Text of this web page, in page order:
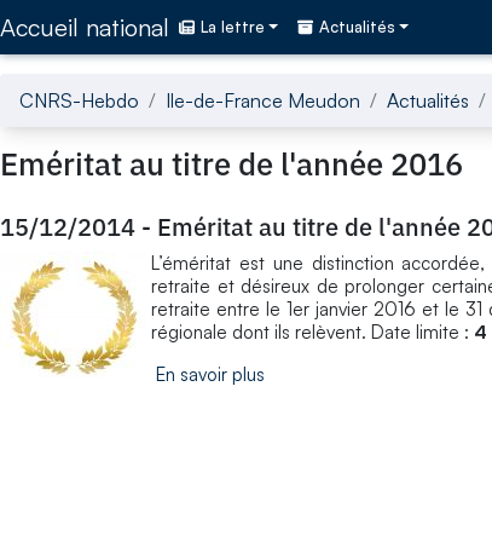
Accueil national La lettre Actualités
CNRS-Hebdo Ile-de-France Meudon Actualités
Eméritat au titre de l'année 2016
15/12/2014 - Eméritat au titre de l'année
L’éméritat est une distinction
retraite et désireux de prolonger
retraite entre le 1er janvier 2016 et le
régionale dont ils relèvent. Date limite : 4
En savoir plus